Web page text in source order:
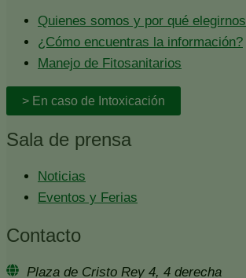
Quienes somos y por qué elegirnos
¿Cómo encuentras la información?
Manejo de Fitosanitarios
> En caso de Intoxicación
Sala de prensa
Noticias
Eventos y Ferias
Contacto
Plaza de Cristo Rey 4, 4 derecha